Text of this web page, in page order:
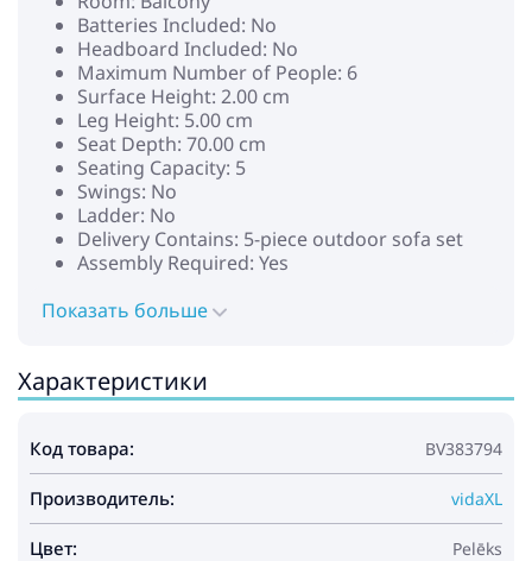
Batteries Included: No
Headboard Included: No
Maximum Number of People: 6
Surface Height: 2.00 cm
Leg Height: 5.00 cm
Seat Depth: 70.00 cm
Seating Capacity: 5
Swings: No
Ladder: No
Delivery Contains: 5-piece outdoor sofa set
Assembly Required: Yes
Assembly: 2
Показать больше
Характеристики
Код товара: BV383794
Производитель: vidaXL
Цвет: Pelēks